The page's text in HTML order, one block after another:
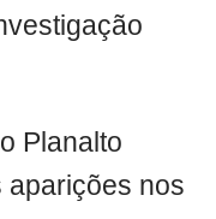
Planalto
aparições nos